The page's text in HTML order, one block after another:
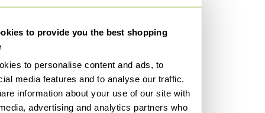
to provide you the best shopping
to personalise content and ads, to
media features and to analyse our traffic.
information about your use of our site with
advertising and analytics partners who
Zustand
Höhe
83 cm
Breite
43 cm
Tiefe
40 cm